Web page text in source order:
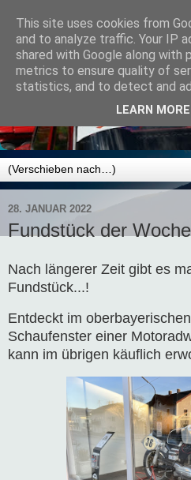
28. JANUAR 2022
Fundstück der
Nach längerer Zeit gibt es
Fundstück...!
Entdeckt im
Schaufenster einer
kann im übrigen käuflich
This site uses cookies from
and to analyze traffic. Your IP
shared with Google along with
metrics to ensure quality of
statistics, and to detect and
LEARN MORE